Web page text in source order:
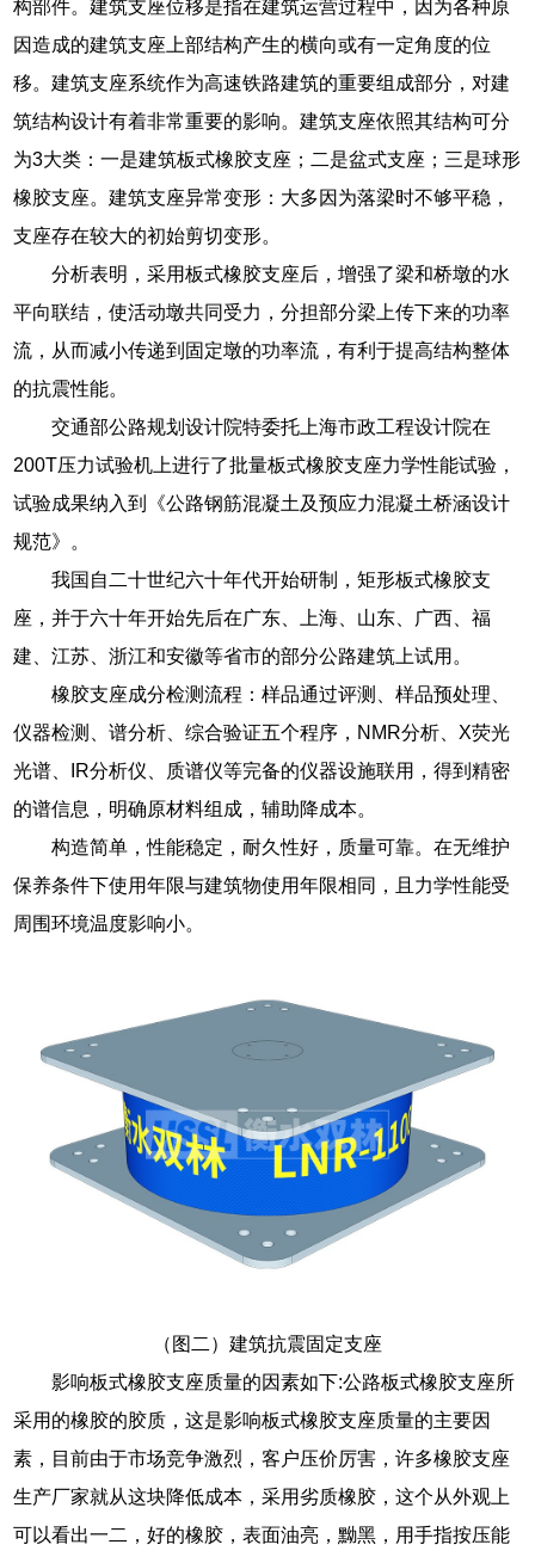
构部件。建筑支座位移是指在建筑运营过程中，因为各种原
因造成的建筑支座上部结构产生的横向或有一定角度的位
移。建筑支座系统作为高速铁路建筑的重要组成部分，对建
筑结构设计有着非常重要的影响。建筑支座依照其结构可分
为3大类：一是建筑板式橡胶支座；二是盆式支座；三是球形
橡胶支座。建筑支座异常变形：大多因为落梁时不够平稳，
支座存在较大的初始剪切变形。
分析表明，采用板式橡胶支座后，增强了梁和桥墩的水
平向联结，使活动墩共同受力，分担部分梁上传下来的功率
流，从而减小传递到固定墩的功率流，有利于提高结构整体
的抗震性能。
交通部公路规划设计院特委托上海市政工程设计院在
200T压力试验机上进行了批量板式橡胶支座力学性能试验，
试验成果纳入到《公路钢筋混凝土及预应力混凝土桥涵设计
规范》。
我国自二十世纪六十年代开始研制，矩形板式橡胶支
座，并于六十年开始先后在广东、上海、山东、广西、福
建、江苏、浙江和安徽等省市的部分公路建筑上试用。
橡胶支座成分检测流程：样品通过评测、样品预处理、
仪器检测、谱分析、综合验证五个程序，NMR分析、X荧光
光谱、IR分析仪、质谱仪等完备的仪器设施联用，得到精密
的谱信息，明确原材料组成，辅助降成本。
构造简单，性能稳定，耐久性好，质量可靠。在无维护
保养条件下使用年限与建筑物使用年限相同，且力学性能受
周围环境温度影响小。
（图二）建筑抗震固定支座
影响板式橡胶支座质量的因素如下:公路板式橡胶支座所
采用的橡胶的胶质，这是影响板式橡胶支座质量的主要因
素，目前由于市场竞争激烈，客户压价厉害，许多橡胶支座
生产厂家就从这块降低成本，采用劣质橡胶，这个从外观上
可以看出一二，好的橡胶，表面油亮，黝黑，用手指按压能